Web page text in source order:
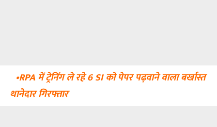
•RPA में ट्रेनिंग ले रहे 6 SI को पेपर पढ़वाने वाला बर्खास्त
थानेदार गिरफ्तार